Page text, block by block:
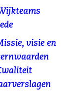
visie en